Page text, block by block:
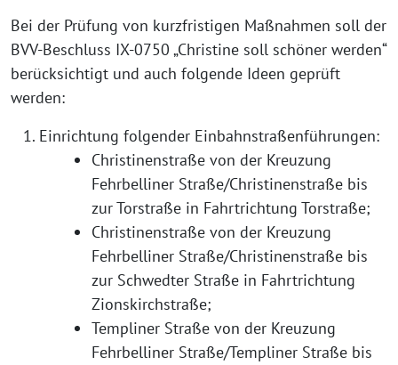
Bei der Prüfung von kurzfristigen Maßnahmen soll der
BVV-Beschluss IX-0750 „Christine soll schöner werden“
berücksichtigt und auch folgende Ideen geprüft
werden:
Einrichtung folgender Einbahnstraßenführungen:
Christinenstraße von der Kreuzung
Fehrbelliner Straße/Christinenstraße bis
zur Torstraße in Fahrtrichtung Torstraße;
Christinenstraße von der Kreuzung
Fehrbelliner Straße/Christinenstraße bis
zur Schwedter Straße in Fahrtrichtung
Zionskirchstraße;
Templiner Straße von der Kreuzung
Fehrbelliner Straße/Templiner Straße bis